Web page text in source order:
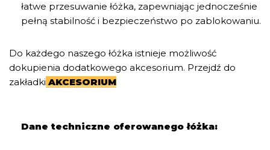
łatwe przesuwanie łóżka, zapewniając jednocześnie
pełną stabilność i bezpieczeństwo po zablokowaniu.
Do każdego naszego łóżka istnieje możliwość
dokupienia dodatkowego akcesorium. Przejdź do
zakładki AKCESORIUM
Dane techniczne oferowanego łóżka: